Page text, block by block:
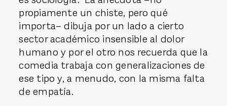
propiamente un chiste, pero qué
importa– dibuja por un lado a cierto
sector académico insensible al dolor
humano y por el otro nos recuerda que la
comedia trabaja con generalizaciones de
ese tipo y, a menudo, con la misma falta
de empatía.